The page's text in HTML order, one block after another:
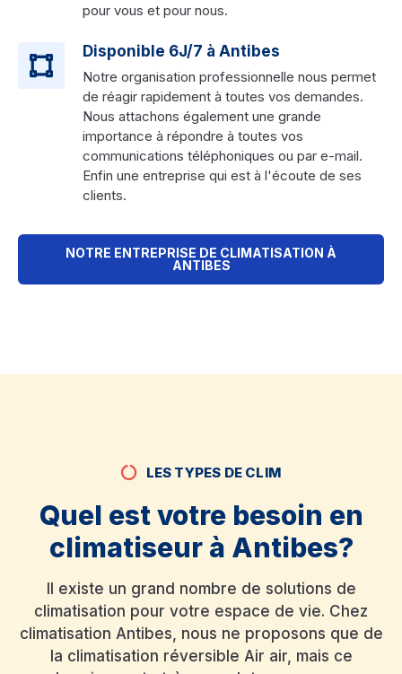
pour vous et pour nous.
Disponible 6J/7 à Antibes
Notre organisation professionnelle nous permet
de réagir rapidement à toutes vos demandes.
Nous attachons également une grande
importance à répondre à toutes vos
communications téléphoniques ou par e-mail.
Enfin une entreprise qui est à l'écoute de ses
clients.
NOTRE ENTREPRISE DE CLIMATISATION À
ANTIBES
LES TYPES DE CLIM
Quel est votre besoin en
climatiseur à Antibes?
Il existe un grand nombre de solutions de
climatisation pour votre espace de vie. Chez
climatisation Antibes, nous ne proposons que de
la climatisation réversible Air air, mais ce